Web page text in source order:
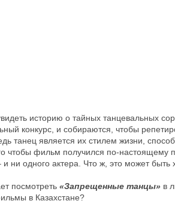
историю о тайных танцевальных
конкурс, и собираются, чтобы
танец является их стилем жизни,
чтобы фильм получился по-настоящему
ни одного актера. Что ж, это может быть
посмотреть«Запрещенные танцы» в
в Казахстане?